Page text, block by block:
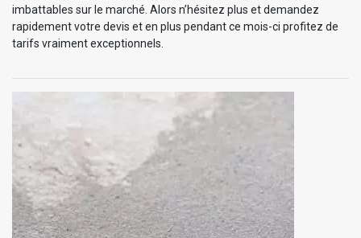
imbattables sur le marché. Alors n’hésitez plus et demandez
rapidement votre devis et en plus pendant ce mois-ci profitez de
tarifs vraiment exceptionnels.